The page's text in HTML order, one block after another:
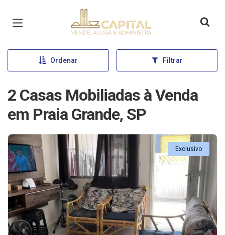
Página inicial
Ordenar Filtrar
2 Casas Mobiliadas à Venda
em Praia Grande, SP
Exclusivo